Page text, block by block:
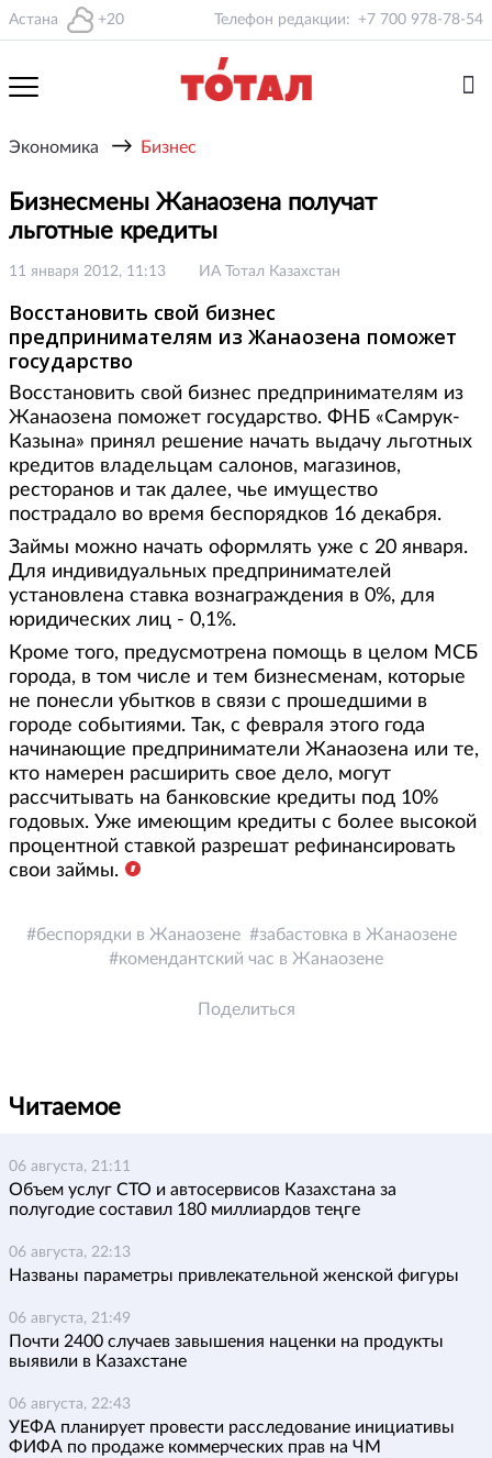
Астана +20 Телефон редакции: +7 700 978-78-54
Экономика → Бизнес
Бизнесмены Жанаозена получат
льготные кредиты
11 января 2012, 11:13 ИА Тотал Казахстан
Восстановить свой бизнес
предпринимателям из Жанаозена поможет
государство
Восстановить свой бизнес предпринимателям из
Жанаозена поможет государство. ФНБ «Самрук-
Казына» принял решение начать выдачу льготных
кредитов владельцам салонов, магазинов,
ресторанов и так далее, чье имущество
пострадало во время беспорядков 16 декабря.
Займы можно начать оформлять уже с 20 января.
Для индивидуальных предпринимателей
установлена ставка вознаграждения в 0%, для
юридических лиц - 0,1%.
Кроме того, предусмотрена помощь в целом МСБ
города, в том числе и тем бизнесменам, которые
не понесли убытков в связи с прошедшими в
городе событиями. Так, с февраля этого года
начинающие предприниматели Жанаозена или те,
кто намерен расширить свое дело, могут
рассчитывать на банковские кредиты под 10%
годовых. Уже имеющим кредиты с более высокой
процентной ставкой разрешат рефинансировать
свои займы.
беспорядки в Жанаозене
забастовка в Жанаозене
комендантский час в Жанаозене
Поделиться
Читаемое
06 августа, 21:11
Объем услуг СТО и автосервисов Казахстана за
полугодие составил 180 миллиардов теңге
06 августа, 22:13
Названы параметры привлекательной женской фигуры
06 августа, 21:49
Почти 2400 случаев завышения наценки на продукты
выявили в Казахстане
06 августа, 22:43
УЕФА планирует провести расследование инициативы
ФИФА по продаже коммерческих прав на ЧМ